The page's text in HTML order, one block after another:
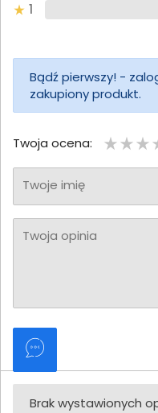
1
Bądź pierwszy! -
zakupiony produkt.
Twoja ocena:
Twoje imię
Twoja opinia
Brak wystawionych